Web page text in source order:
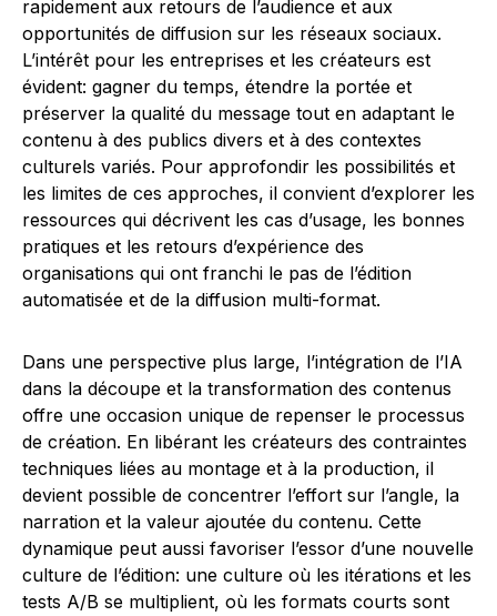
rapidement aux retours de l’audience et aux
opportunités de diffusion sur les réseaux sociaux.
L’intérêt pour les entreprises et les créateurs est
évident: gagner du temps, étendre la portée et
préserver la qualité du message tout en adaptant le
contenu à des publics divers et à des contextes
culturels variés. Pour approfondir les possibilités et
les limites de ces approches, il convient d’explorer les
ressources qui décrivent les cas d’usage, les bonnes
pratiques et les retours d’expérience des
organisations qui ont franchi le pas de l’édition
automatisée et de la diffusion multi-format.
Dans une perspective plus large, l’intégration de l’IA
dans la découpe et la transformation des contenus
offre une occasion unique de repenser le processus
de création. En libérant les créateurs des contraintes
techniques liées au montage et à la production, il
devient possible de concentrer l’effort sur l’angle, la
narration et la valeur ajoutée du contenu. Cette
dynamique peut aussi favoriser l’essor d’une nouvelle
culture de l’édition: une culture où les itérations et les
tests A/B se multiplient, où les formats courts sont